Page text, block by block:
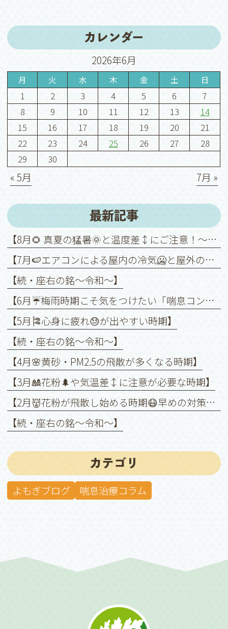
カレンダー
2026年6月
月 火 水 木 金 土 日
1 2 3 4 5 6
7
8
9 10 11 12 13
14
15
16 17 18 19 20
21
22
23 24 25 26 27
28
29
30
« 5月 7月 »
最新記事
【8月🌻 真夏の猛暑🌞と温度差↕️にご注意！～喘息を悪化させないために～】
【7月🍉エアコンによる屋内の冷気🥶と屋外の暑さ🥵との温度差↕️に注意！】
【続・座右の銘〜令和〜】
【6月☔️梅雨時期こそ気をつけたい「喘息コントロール」】
【5月🎏心身に疲れ😓が出やすい時期】
【続・座右の銘〜令和〜】
【4月🌸黄砂・PM2.5の飛散が多くなる時期】
【3月🎎花粉🌲や気温差↕️に注意が必要な時期】
【2月👹花粉が飛散し始める時期😷早めの対策を❗️】
【続・座右の銘〜令和〜】
カテゴリ
よもぎブログ 喘息治療コラム